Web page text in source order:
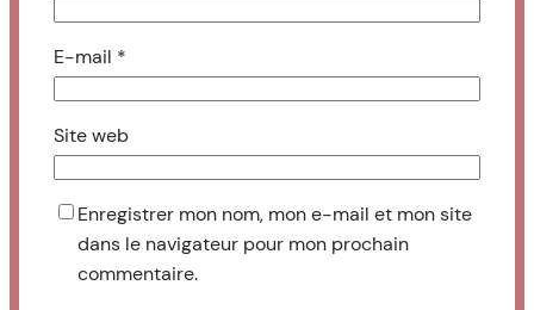
E-mail *
Site web
Enregistrer mon nom, mon e-mail et mon site
dans le navigateur pour mon prochain
commentaire.